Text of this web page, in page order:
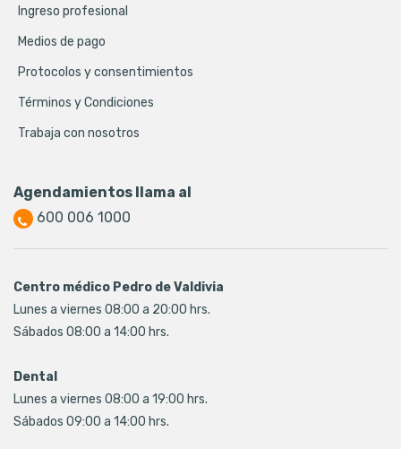
Ingreso profesional
Medios de pago
Protocolos y consentimientos
Términos y Condiciones
Trabaja con nosotros
Agendamientos llama al
600 006 1000
Centro médico Pedro de Valdivia
Lunes a viernes 08:00 a 20:00 hrs.
Sábados 08:00 a 14:00 hrs.
Dental
Lunes a viernes 08:00 a 19:00 hrs.
Sábados 09:00 a 14:00 hrs.